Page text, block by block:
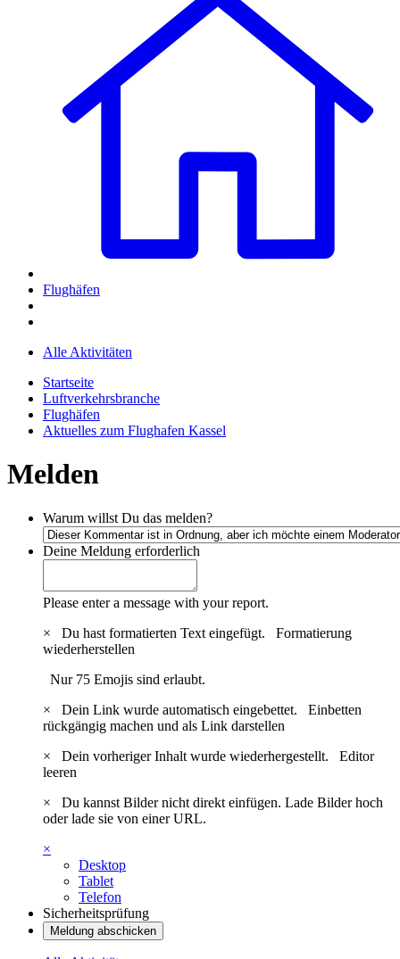
Flughäfen
Alle Aktivitäten
Startseite
Luftverkehrsbranche
Flughäfen
Aktuelles zum Flughafen Kassel
Melden
Warum willst Du das melden?
Deine Meldung erforderlich
Please enter a message with your report.
×
Du hast formatierten Text eingefügt. Formatierung
wiederherstellen
Nur 75 Emojis sind erlaubt.
×
Dein Link wurde automatisch eingebettet. Einbetten
rückgängig machen und als Link darstellen
×
Dein vorheriger Inhalt wurde wiederhergestellt. Editor
leeren
×
Du kannst Bilder nicht direkt einfügen. Lade Bilder hoch
oder lade sie von einer URL.
×
Desktop
Tablet
Telefon
Sicherheitsprüfung
Meldung abschicken